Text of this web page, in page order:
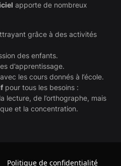
apporte de nombreux
grâce à des activités
des enfants.
d’apprentissage.
les cours donnés à l’école.
pour tous les besoins :
lecture, de l’orthographe, mais
et la concentration.
Politique de confidentialité